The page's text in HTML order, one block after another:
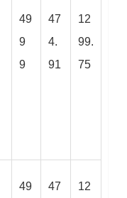
49
9
9
47
4.
91
12
99.
75
49
47
12